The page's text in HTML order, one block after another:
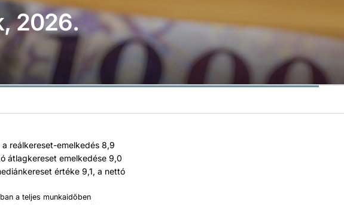
2026.
reálkereset-emelkedés 8,9
átlagkereset emelkedése 9,0
értéke 9,1, a nettó
a teljes munkaidőben